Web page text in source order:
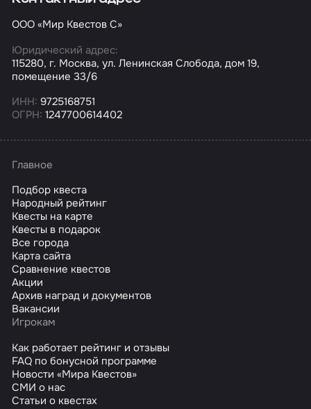
ООО «Мир Квестов С»
Юридический адрес:
115280, г. Москва, ул. Ленинская Слобода, дом 19,
помещение 33/6
ИНН: 9725168751
ОГРН: 1247700614402
Главное
Подбор квеста
Народный рейтинг
Квесты на карте
Квесты в подарок
Все города
Карта сайта
Сравнение квестов
Акции
Архив наград и документов
Вакансии
Игрокам
Как работает рейтинг и отзывы
FAQ по бонусной программе
Новости «Мира Квестов»
СМИ о нас
Статьи о квестах